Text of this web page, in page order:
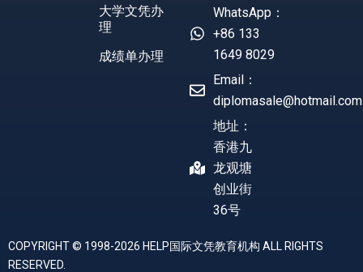
大学文凭办
理
成绩单办理
WhatsApp：
+86 133
1649 8029
Email：
diplomasale@hotmail.com
地址：
香港九
龙观塘
创业街
36号
COPYRIGHT © 1998-2026 HELP国际文凭教育机构 ALL RIGHTS
RESERVED.